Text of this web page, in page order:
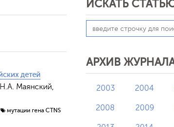
детей
Маянский,
мутации гена CTNS
ИСКАТЬ
АРХИВ
2003 2004
2008 2009